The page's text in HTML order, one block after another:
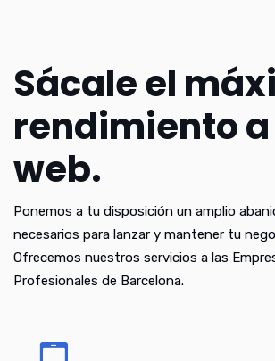
Sácale el
rendimiento
web.
Ponemos a tu disposición un amplio
necesarios para lanzar y mantener tu
Ofrecemos nuestros servicios a las
Profesionales de Barcelona.